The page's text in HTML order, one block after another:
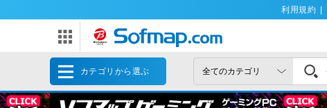
利用規約
カテゴリから選ぶ